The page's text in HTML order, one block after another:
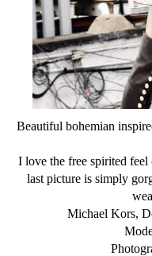
Beautiful bohemian
I love the free spirited feel
last picture is simply
Michael Kors,